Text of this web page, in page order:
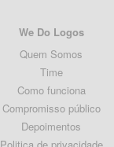
We Do Logos
Quem Somos
Time
Como funciona
Compromisso público
Depoimentos